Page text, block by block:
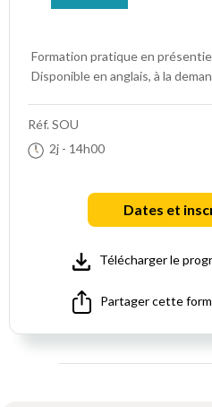
Formation pratique en
Disponible en anglais, à la
Réf.SOU
2j - 14h00
Dates et
Télécharger le
Partager cette